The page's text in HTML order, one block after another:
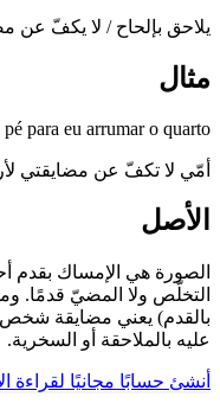
يلاحق بإلحاح / لا يكفّ عن
مثال
para eu arrumar o quarto.
أمّي لا تكفّ عن مضايقتي
الأصل
الصورة هي الإمساك
التخلّص ولا المضيّ قدمًا.
بالقدم) يعني مضايقة شخص
عليه بالملاحقة أو السخرية.
أنشئ حسابًا مجانيًا لقراءة